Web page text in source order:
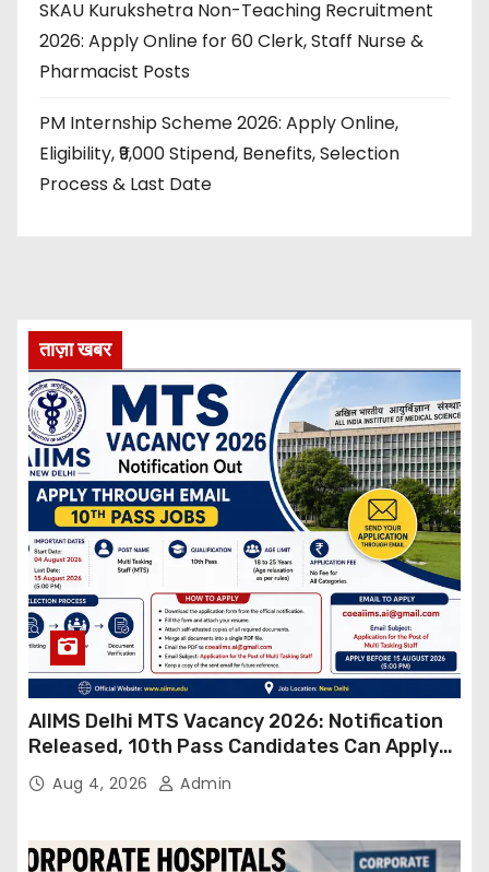
SKAU Kurukshetra Non-Teaching Recruitment
2026: Apply Online for 60 Clerk, Staff Nurse &
Pharmacist Posts
PM Internship Scheme 2026: Apply Online,
Eligibility, ₹9,000 Stipend, Benefits, Selection
Process & Last Date
ताज़ा खबर
AIIMS Delhi MTS Vacancy 2026: Notification
Released, 10th Pass Candidates Can Apply
Through Email
Aug 4, 2026 Admin